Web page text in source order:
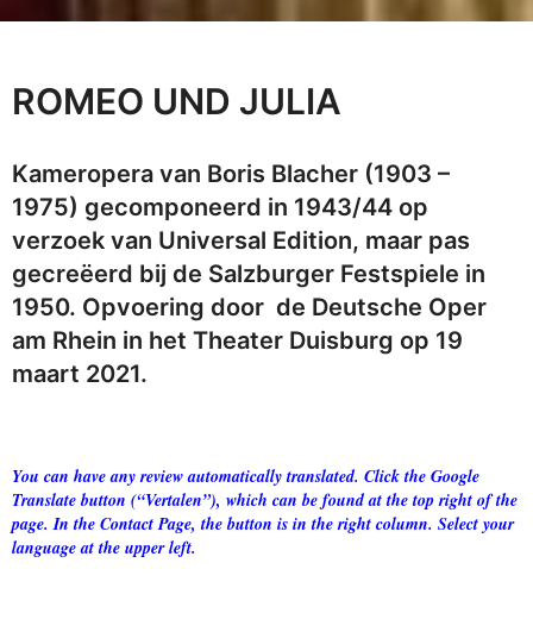
ROMEO UND JULIA
Kameropera van Boris Blacher (1903 –
1975) gecomponeerd in 1943/44 op
verzoek van Universal Edition, maar pas
gecreëerd bij de Salzburger Festspiele in
1950. Opvoering door de Deutsche Oper
am Rhein in het Theater Duisburg op 19
maart 2021.
You can have any review automatically translated. Click the Google
Translate button (“Vertalen”), which can be found at the top right of the
page. In the Contact Page, the button is in the right column. Select your
language at the upper left.